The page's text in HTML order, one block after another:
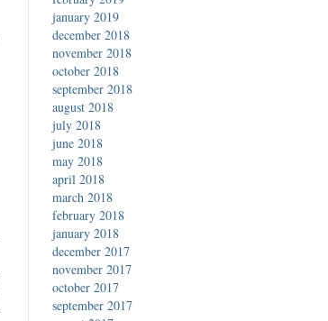
january 2019
december 2018
november 2018
october 2018
september 2018
august 2018
july 2018
june 2018
may 2018
april 2018
march 2018
february 2018
january 2018
december 2017
november 2017
october 2017
september 2017